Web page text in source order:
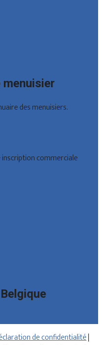
menuisier
des menuisiers.
commerciale
de confidentialité|